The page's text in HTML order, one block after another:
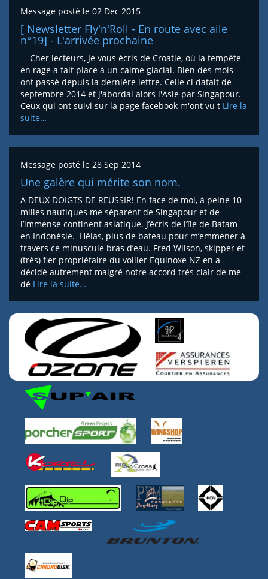
Message posté le 02 Dec 2015
[ Newsletter Fly'n'Roll - En route avec aile
n°19] - L'arrivée prochaine
Cher lecteurs, Je vous écris de Croatie, où la tempête
en rage a fait place à un calme glacial. Bien des mois
ont passé depuis la dernière lettre. Celle ci datait de
septembre 2014 et j'abordai alors l'Asie par Singapour.
Ceux qui ont suivi sur la page facebook m'ont vu t Lire la
suite…
Message posté le 28 Sep 2014
Une galère qui mérite son nom.
A DEUX DOIGTS DE REUSSIR! En face de moi, à peine 10
milles nautiques me séparent de Singapour et de
l’immense continent asiatique. J’écris de l’île de Batam
en Indonésie. Hélas, plus de bateau pour m’emmener à
travers ce minuscule bras d’eau. Fred Wilson, skipper et
(très) fier propriétaire du voilier Equinoxe NZ en a
décidé autrement malgré notre accord très clair de me
dé Lire la suite…